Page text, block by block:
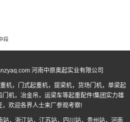
段
河南中原奥起实业有限公司
机， 门式起重机，提梁机，货场门机，单梁起
机，冶金吊，运梁车等起重配件!集团实力雄
，欢迎各界人士来厂参观考察!